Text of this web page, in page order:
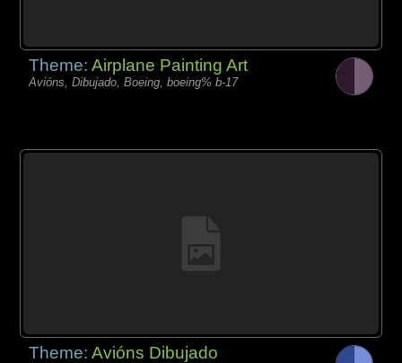
Theme:Airplane Painting Art
Avións, Dibujado, Boeing, boeing% b-17
Theme:Avións Dibujado